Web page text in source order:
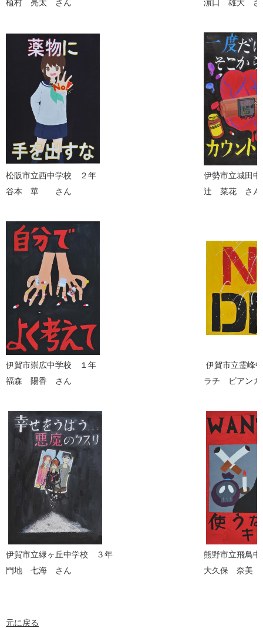
植村 亮太 さん 濵口 雄大 さ
松阪市立西中学校 ２年
伊勢市立城田
谷本 華 さん
辻 菜花 さん
伊賀市崇広中学校 １年
伊賀市立霊峰
福森 陽香 さん
ラチ ビアン
伊賀市立緑ヶ丘中学校 ３年
熊野市立飛鳥
門地 七海 さん
大久保 奈美
元に戻る